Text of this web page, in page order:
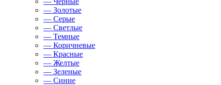
— Золотые
— Серые
— Светлые
— Темные
— Коричневые
— Красные
— Желтые
— Зеленые
— Синие